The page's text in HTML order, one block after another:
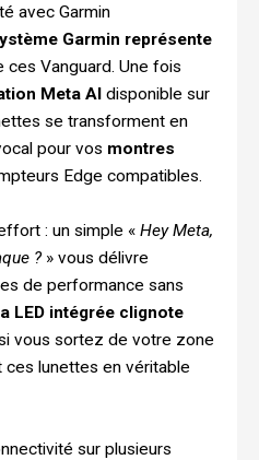
avec Garmin
Garmin représente
ces Vanguard. Une fois
Meta AI disponible sur
se transforment en
pour vos montres
Edge compatibles.
: un simple « Hey Meta,
?» vous délivre
de performance sans
LED intégrée clignote
vous sortez de votre zone
lunettes en véritable
sur plusieurs